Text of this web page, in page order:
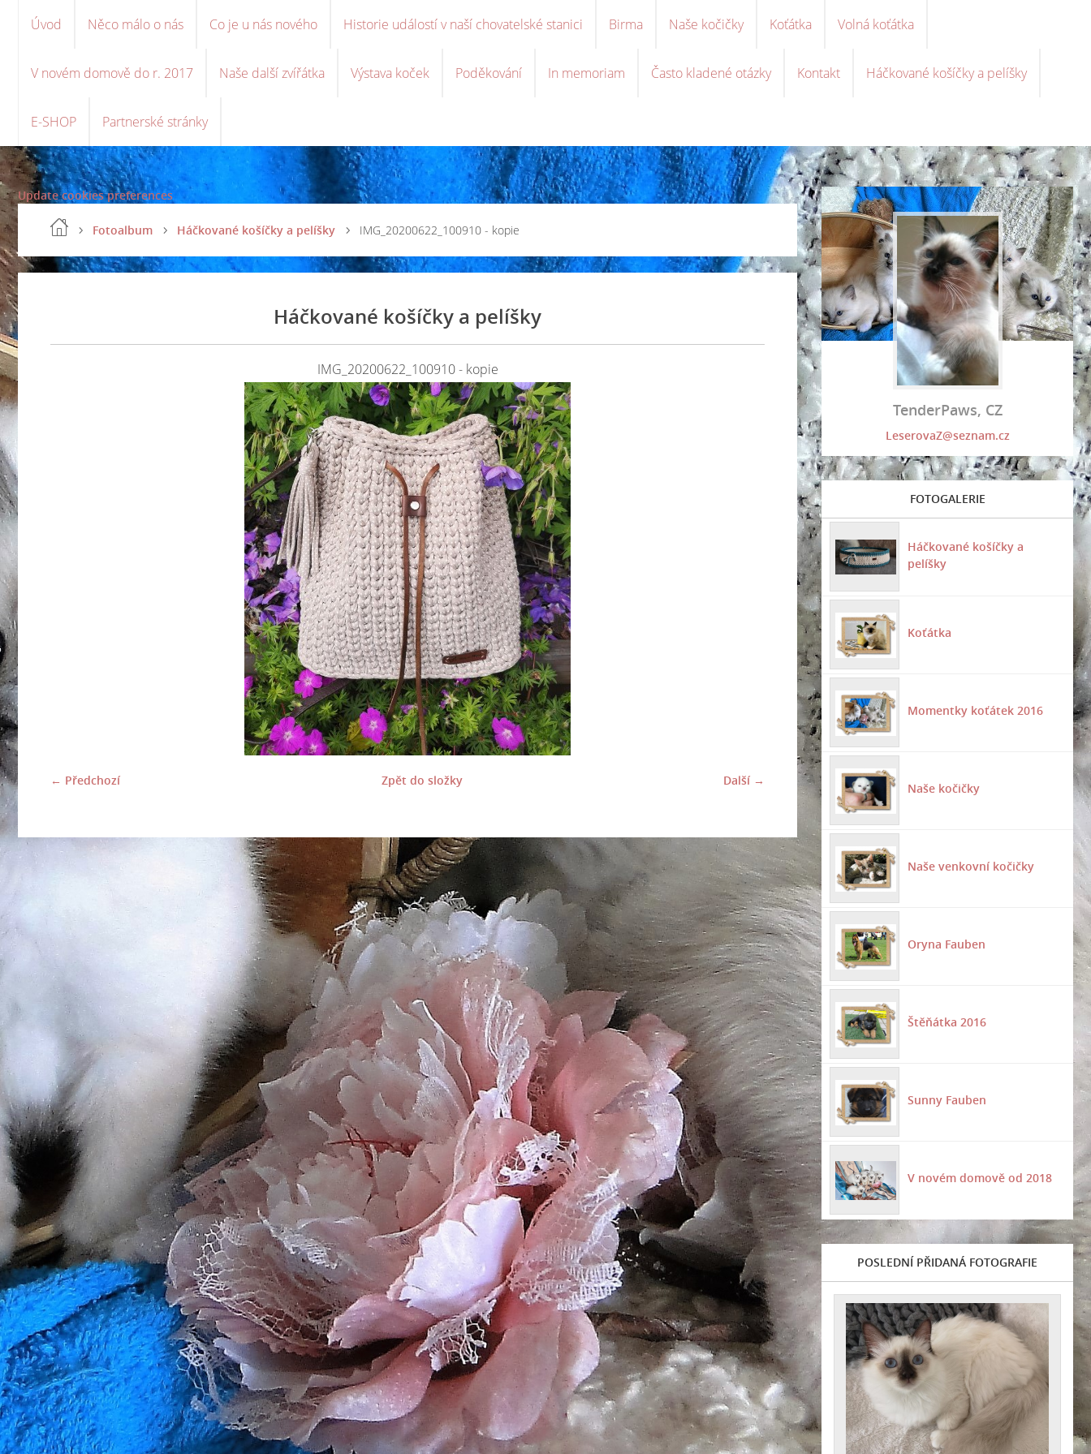
Úvod Něco málo o nás Co je u nás nového Historie událostí v naší chovatelské stanici Birma Naše kočičky Koťátka Volná koťátka
V novém domově do r. 2017 Naše další zvířátka Výstava koček Poděkování In memoriam Často kladené otázky Kontakt Háčkované košíčky a pelíšky
E-SHOP Partnerské stránky
Update cookies preferences
Fotoalbum Háčkované košíčky a pelíšky IMG_20200622_100910 - kopie
Háčkované košíčky a pelíšky
IMG_20200622_100910 - kopie
← Předchozí Další →
Zpět do složky
TenderPaws, CZ
LeserovaZ@seznam.cz
FOTOGALERIE
Háčkované košíčky a
pelíšky
Koťátka
Momentky koťátek 2016
Naše kočičky
Naše venkovní kočičky
Oryna Fauben
Štěňátka 2016
Sunny Fauben
V novém domově od 2018
POSLEDNÍ PŘIDANÁ FOTOGRAFIE